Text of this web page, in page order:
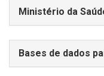
Ministério da
Bases de dados